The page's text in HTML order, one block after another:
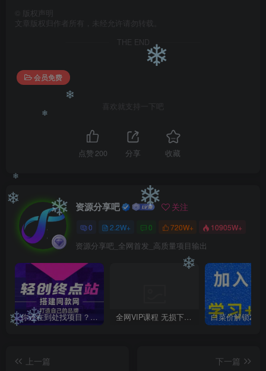
版权声明
文章版权归作者所有，未经允许请勿转载。
THE END
会员免费
喜欢就支持一下吧
点赞200 分享 收藏
资源分享吧 关注
0 2.2W+ 0 720W+ 10905W+
资源分享吧_全网首发_高质量项目输出
你还在到处找项目？还在当韭菜？我靠卖项目一个月收入5万+，曾经我也是个失败者。 全网VIP课程 无损下载~
上一篇
下一篇
❄❄
❄ ❄
❄